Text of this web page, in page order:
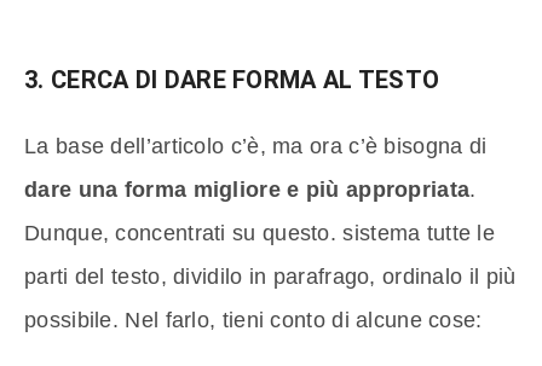
3. CERCA DI DARE FORMA AL TESTO
La base dell’articolo c’è, ma ora c’è bisogna di
dare una forma migliore e più appropriata.
Dunque, concentrati su questo. sistema tutte le
parti del testo, dividilo in parafrago, ordinalo il più
possibile. Nel farlo, tieni conto di alcune cose: